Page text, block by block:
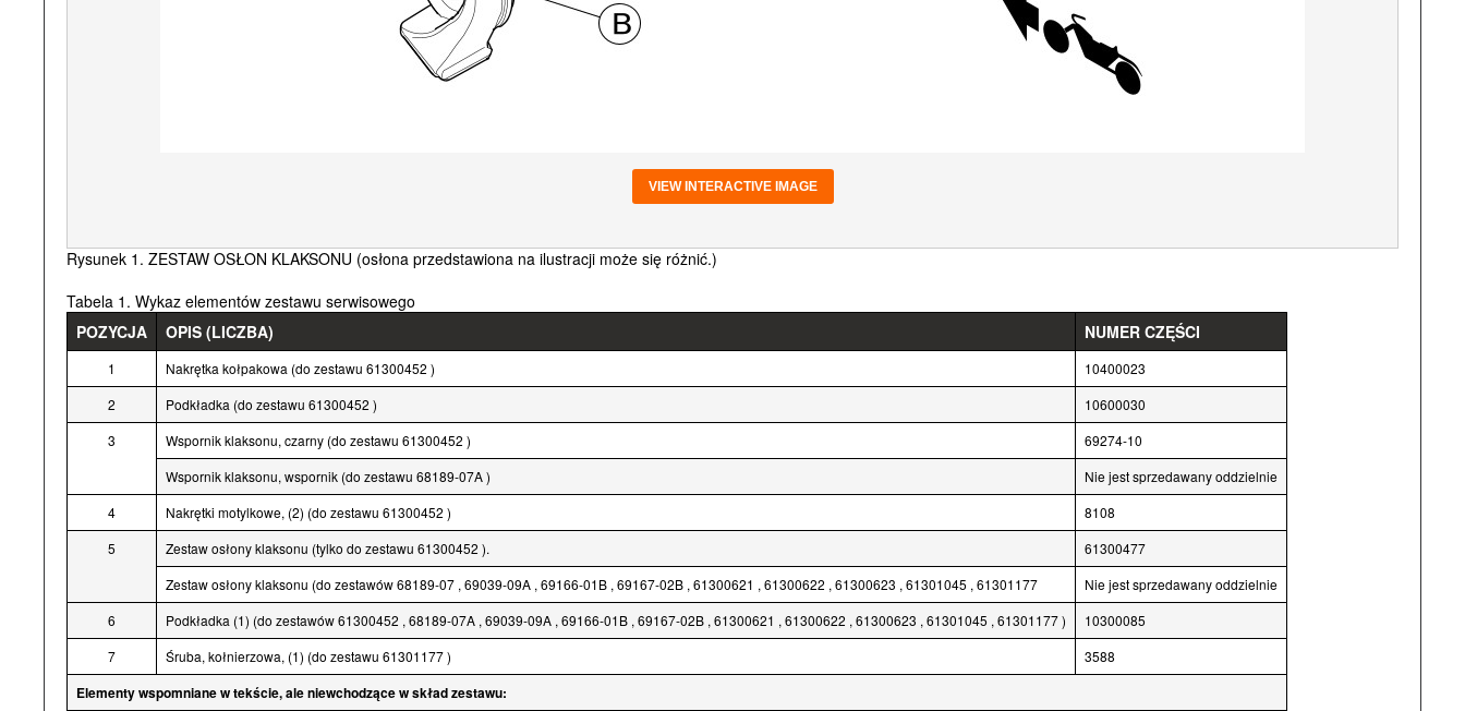
VIEW INTERACTIVE IMAGE
Rysunek 1. ZESTAW OSŁON KLAKSONU (osłona przedstawiona na ilustracji może się różnić.)
Tabela 1. Wykaz elementów zestawu serwisowego
POZYCJA
OPIS (LICZBA) NUMER CZĘŚCI
1 Nakrętka kołpakowa (do zestawu 61300452 )
10400023
2
Podkładka (do zestawu 61300452 )
10600030
3
Wspornik klaksonu, czarny (do zestawu 61300452 )
69274-10
Wspornik klaksonu, wspornik (do zestawu 68189-07A )
Nie jest sprzedawany oddzielnie
4
Nakrętki motylkowe, (2) (do zestawu 61300452 )
8108
5
Zestaw osłony klaksonu (tylko do zestawu 61300452 ).
61300477
Zestaw osłony klaksonu (do zestawów 68189-07 , 69039-09A , 69166-01B , 69167-02B , 61300621 , 61300622 , 61300623 , 61301045 , 61301177
Nie jest sprzedawany oddzielnie
6
Podkładka (1) (do zestawów 61300452 , 68189-07A , 69039-09A , 69166-01B , 69167-02B , 61300621 , 61300622 , 61300623 , 61301045 , 61301177 )
10300085
7
Śruba, kołnierzowa, (1) (do zestawu 61301177 ) 3588
Elementy wspomniane w tekście, ale niewchodzące w skład zestawu: